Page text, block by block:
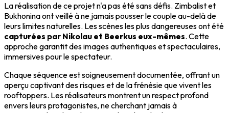
La réalisation de ce projet n'a pas été sans défis. Zimbalist et
Bukhonina ont veillé à ne jamais pousser le couple au-delà de
leurs limites naturelles. Les scènes les plus dangereuses ont été
capturées par Nikolau et Beerkus eux-mêmes. Cette
approche garantit des images authentiques et spectaculaires,
immersives pour le spectateur.
Chaque séquence est soigneusement documentée, offrant un
aperçu captivant des risques et de la frénésie que vivent les
rooftoppers. Les réalisateurs montrent un respect profond
envers leurs protagonistes, ne cherchant jamais à